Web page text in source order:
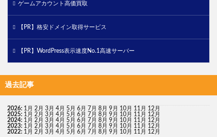
ゲームアカウント高価買取
【PR】格安ドメイン取得サービス
【PR】WordPress表示速度No.1高速サーバー
過去記事
2026: 1月 2月 3月 4月 5月 6月 7月 8月 9月 10月 11月 12月
2025: 1月 2月 3月 4月 5月 6月 7月 8月 9月 10月 11月 12月
2024: 1月 2月 3月 4月 5月 6月 7月 8月 9月 10月 11月 12月
2023: 1月 2月 3月 4月 5月 6月 7月 8月 9月 10月 11月 12月
2022: 1月 2月 3月 4月 5月 6月 7月 8月 9月 10月 11月 12月